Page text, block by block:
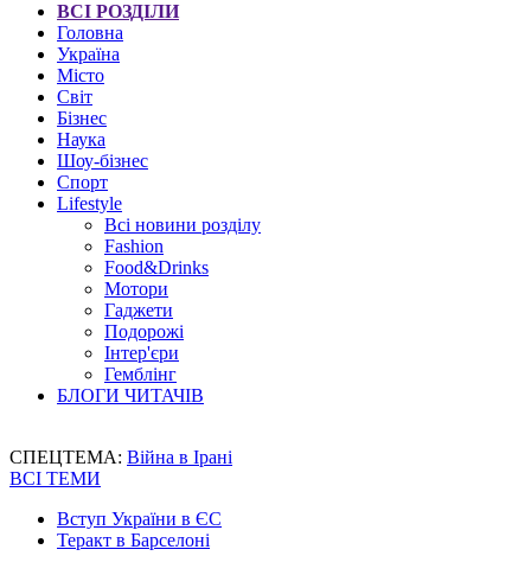
ВСІ РОЗДІЛИ
Головна
Україна
Місто
Світ
Бізнес
Наука
Шоу-бізнес
Спорт
Lifestyle
Всі новини розділу
Fashion
Food&Drinks
Мотори
Гаджети
Подорожі
Інтер'єри
Гемблінг
БЛОГИ ЧИТАЧІВ
СПЕЦТЕМА: Війна в Ірані
ВСІ ТЕМИ
Вступ України в ЄС
Теракт в Барселоні